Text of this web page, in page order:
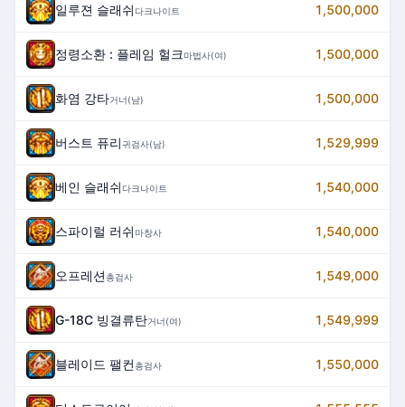
일루젼 슬래쉬 다크나이트 1,500,000
정령소환 : 플레임 헐크 마법사(여) 1,500,000
화염 강타거너(남) 1,500,000
버스트 퓨리귀검사(남) 1,529,999
베인 슬래쉬 다크나이트 1,540,000
스파이럴 러쉬 마창사 1,540,000
오프레션총검사 1,549,000
G-18C 빙결류탄거너(여) 1,549,999
블레이드 팰컨총검사 1,550,000